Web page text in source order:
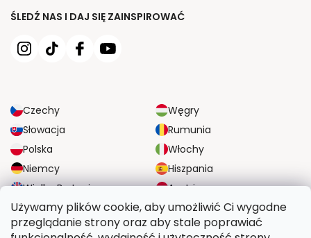
Używamy plików cookie, aby umożliwić Ci wygodne
przeglądanie strony oraz aby stale poprawiać
ŚLEDŹ NAS I DAJ SIĘ ZAINSPIROWAĆ
Czechy
Węgry
Słowacja
Rumunia
Polska
Włochy
Niemcy
Hiszpania
Wielka Brytania
Austria
NIEZAWODNE OPCJE DOSTAWY